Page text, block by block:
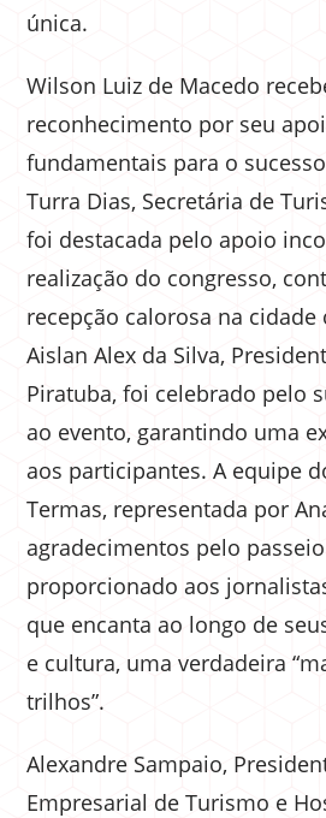
única.
Wilson Luiz de Macedo
reconhecimento por seu
fundamentais para o
Turra Dias, Secretária de
foi destacada pelo apoio
realização do congresso,
recepção calorosa na cidade
Aislan Alex da Silva,
Piratuba, foi celebrado pelo
ao evento, garantindo uma
aos participantes. A equipe
Termas, representada por
agradecimentos pelo
proporcionado aos
que encanta ao longo de
e cultura, uma verdadeira
trilhos”.
Alexandre Sampaio,
Empresarial de Turismo e